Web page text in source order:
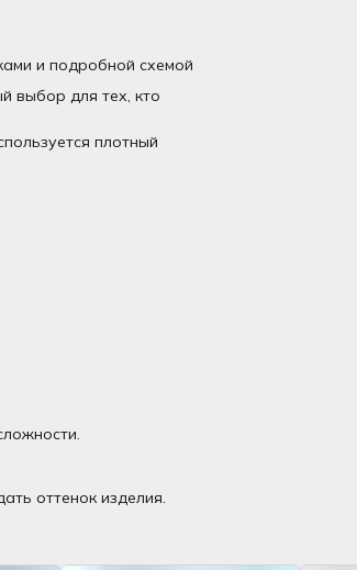
и подробной схемой
выбор для тех, кто
плотный
оттенок изделия.